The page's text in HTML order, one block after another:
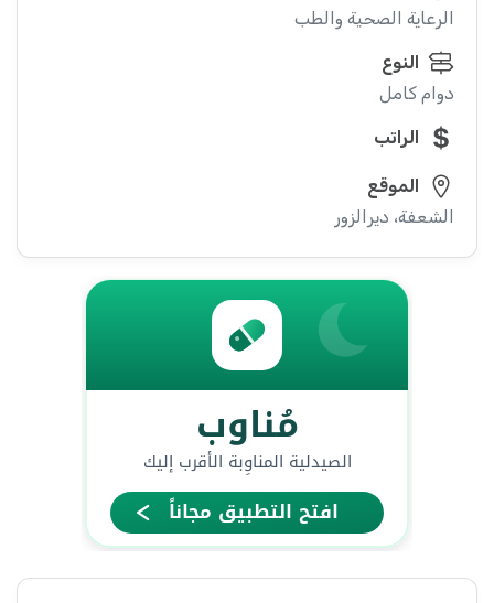
الرعاية الصحية والطب
النوع
دوام كامل
الراتب
الموقع
الشعفة، ديرالزور